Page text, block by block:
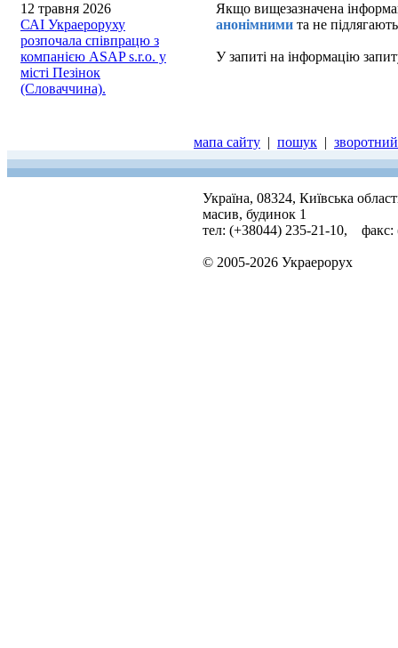
12 травня 2026
САІ Украероруху
розпочала співпрацю з
компанією ASAP s.r.o. у
місті Пезінок
(Словаччина).
Якщо вищезазначена
анонімними та не
У запиті на інформацію
мапа сайту | пошук |
Україна, 08324, Київська
масив, будинок 1
тел: (+38044) 235-21-10, факс:
© 2005-2026 Украерорух